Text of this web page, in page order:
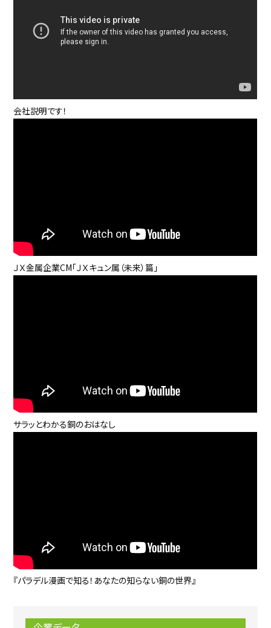
高純度タンタル粉
期待されています。JX金属は、日本やドイツをはじめ各国の製造・販
売拠点を通じて、高品質のタンタル粉を安定的に製造・販売し、IoT
社会の発展に貢献しています。
会社説明です！
ＪＸ金属企業CM「ＪＸキュン属（未来）篇」
サラッとわかる銅のおはなし
『パラデル漫画で知る！あなたの知らない銅の世界』